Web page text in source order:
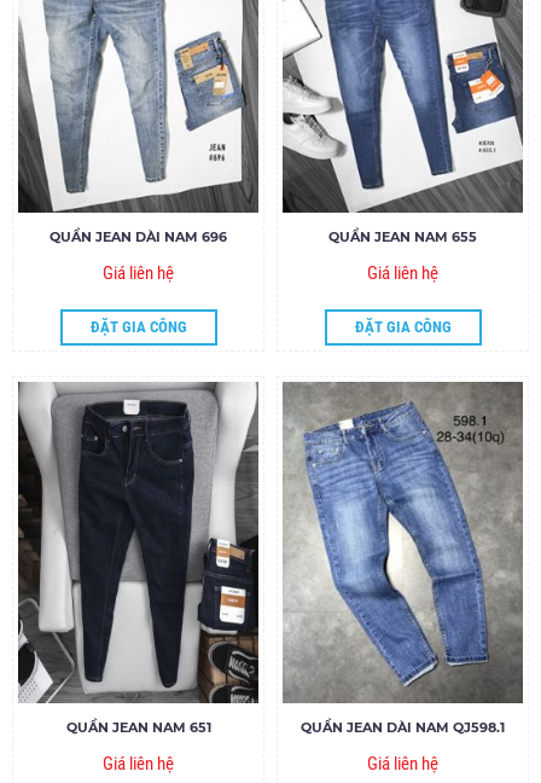
QUẦN JEAN DÀI NAM 696
Giá liên hệ
ĐẶT GIA CÔNG
QUẦN JEAN NAM 655
Giá liên hệ
ĐẶT GIA CÔNG
QUẦN JEAN NAM 651
Giá liên hệ
QUẦN JEAN DÀI NAM QJ598.1
Giá liên hệ